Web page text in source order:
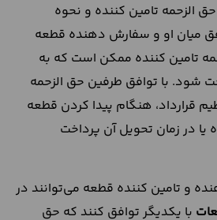
الزحمه تامین کننده و نحوه
میان او و سفارش دهنده قطعه
تامین کننده ممکن است که به
شود. با توافق طرفین حق الزحمه
قرارداد، هنگام پیدا کردن قطعه
در زمان تحویل آن پرداخت
و تامین کننده قطعه می‌توانند در
با یکدیگر توافق کنند که حق